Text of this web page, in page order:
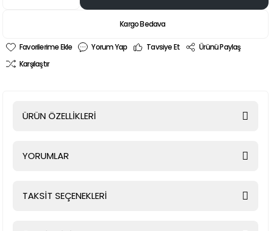
Kargo Bedava
Yorum Yap Tavsiye Et
Ürünü Paylaş
Karşılaştır
ÜRÜN ÖZELLİKLERİ
YORUMLAR
TAKSİT SEÇENEKLERİ